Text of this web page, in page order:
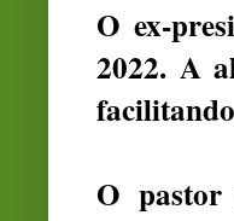
O ex-
2022. A
O pastor